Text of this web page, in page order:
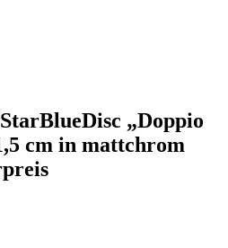
„Doppio
cm in mattchrom